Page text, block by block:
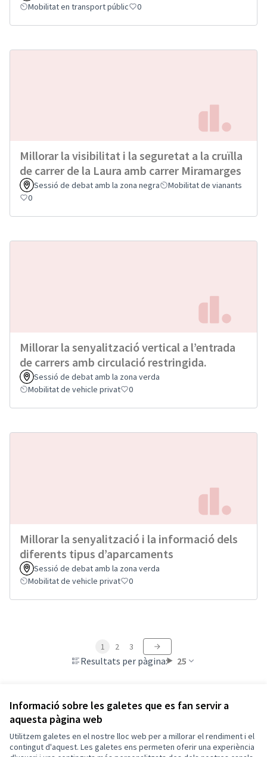
Informació sobre les galetes que es fan servir a
aquesta pàgina web
Utilitzem galetes en el nostre lloc web per a millorar el rendiment i el
contingut d'aquest. Les galetes ens permeten oferir una experiència
Mobilitat en transport públic
0
Millorar la visibilitat i la seguretat a la cruïlla
de carrer de la Laura amb carrer Miramarges
Sessió de debat amb la zona negra
Mobilitat de vianants
0
Millorar la senyalització vertical a l’entrada
de carrers amb circulació restringida.
Sessió de debat amb la zona verda
Mobilitat de vehicle privat
0
Millorar la senyalització i la informació dels
diferents tipus d’aparcaments
Sessió de debat amb la zona verda
Mobilitat de vehicle privat
0
Resultats per pàgina: 25
1 2 3
Termes i condicions d'ús
Configuració de les galetes
Vic a XVic a Facebook
Vic a Instagram
Vic a YouTube